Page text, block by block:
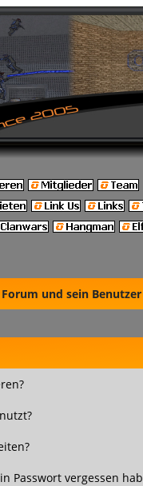
Forum und sein Benutzer
Passwort vergessen